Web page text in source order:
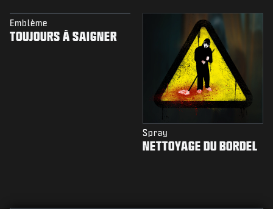
Emblème
TOUJOURS À SAIGNER
Spray
NETTOYAGE DU BORDEL